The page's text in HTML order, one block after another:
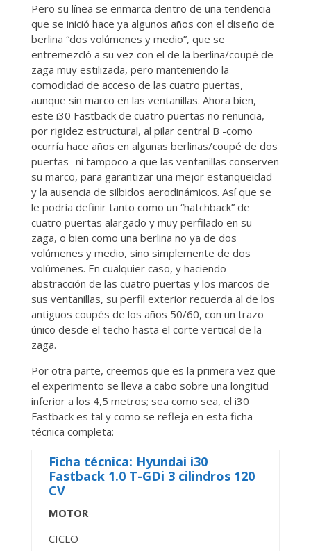
Pero su línea se enmarca dentro de una tendencia
que se inició hace ya algunos años con el diseño de
berlina “dos volúmenes y medio”, que se
entremezcló a su vez con el de la berlina/coupé de
zaga muy estilizada, pero manteniendo la
comodidad de acceso de las cuatro puertas,
aunque sin marco en las ventanillas. Ahora bien,
este i30 Fastback de cuatro puertas no renuncia,
por rigidez estructural, al pilar central B -como
ocurría hace años en algunas berlinas/coupé de dos
puertas- ni tampoco a que las ventanillas conserven
su marco, para garantizar una mejor estanqueidad
y la ausencia de silbidos aerodinámicos. Así que se
le podría definir tanto como un “hatchback” de
cuatro puertas alargado y muy perfilado en su
zaga, o bien como una berlina no ya de dos
volúmenes y medio, sino simplemente de dos
volúmenes. En cualquier caso, y haciendo
abstracción de las cuatro puertas y los marcos de
sus ventanillas, su perfil exterior recuerda al de los
antiguos coupés de los años 50/60, con un trazo
único desde el techo hasta el corte vertical de la
zaga.
Por otra parte, creemos que es la primera vez que
el experimento se lleva a cabo sobre una longitud
inferior a los 4,5 metros; sea como sea, el i30
Fastback es tal y como se refleja en esta ficha
técnica completa:
Ficha técnica: Hyundai i30
Fastback 1.0 T-GDi 3 cilindros 120
CV
MOTOR
CICLO